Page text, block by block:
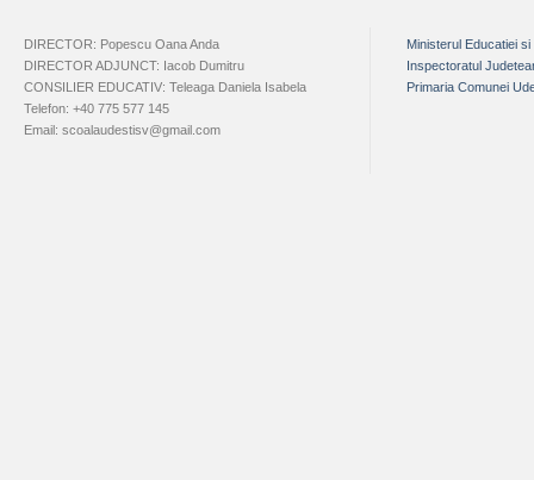
DIRECTOR: Popescu Oana Anda
DIRECTOR ADJUNCT: Iacob Dumitru
CONSILIER EDUCATIV: Teleaga Daniela Isabela
Telefon: +40 775 577 145
Email: scoalaudestisv@gmail.com
Ministerul Educatiei
Inspectoratul
Primaria Comunei